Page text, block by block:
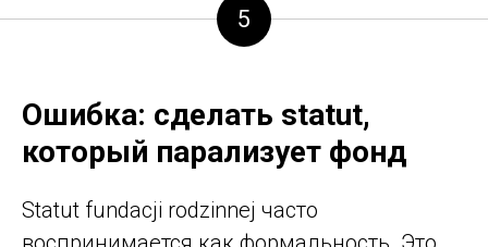
5
Ошибка: сделать statut,
который парализует фонд
Statut fundacji rodzinnej часто